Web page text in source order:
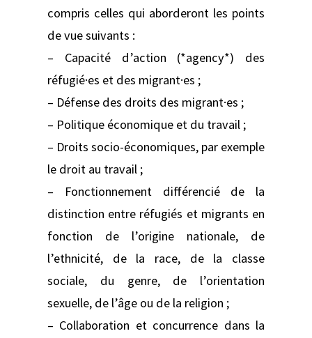
compris celles qui aborderont les points
de vue suivants :
– Capacité d’action (*agency*) des
réfugié·es et des migrant·es ;
– Défense des droits des migrant·es ;
– Politique économique et du travail ;
– Droits socio-économiques, par exemple
le droit au travail ;
– Fonctionnement différencié de la
distinction entre réfugiés et migrants en
fonction de l’origine nationale, de
l’ethnicité, de la race, de la classe
sociale, du genre, de l’orientation
sexuelle, de l’âge ou de la religion ;
– Collaboration et concurrence dans la